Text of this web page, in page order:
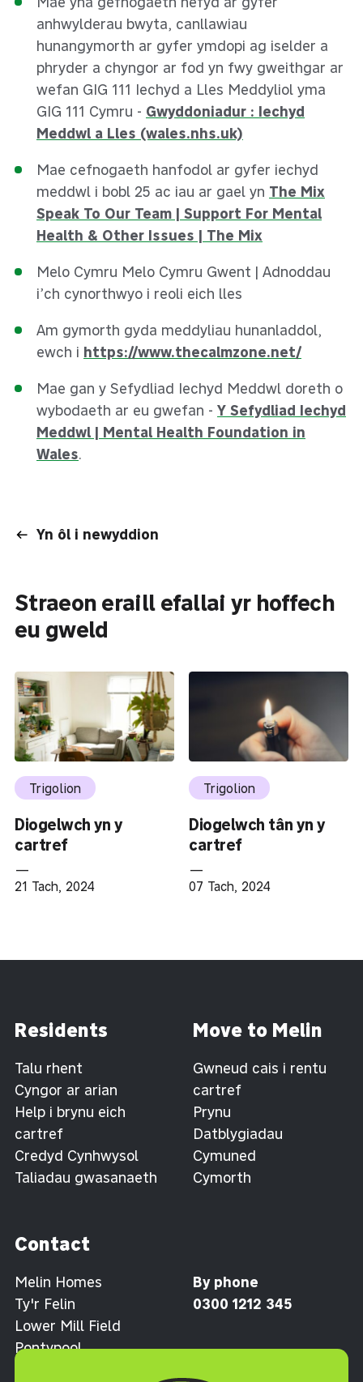
anhwylderau bwyta, canllawiau
hunangymorth ar gyfer ymdopi ag iselder a
phryder a chyngor ar fod yn fwy gweithgar ar
wefan GIG 111 Iechyd a Lles Meddyliol yma
GIG 111 Cymru - Gwyddoniadur : Iechyd
Meddwl a Lles (wales.nhs.uk)
Mae cefnogaeth hanfodol ar gyfer iechyd
meddwl i bobl 25 ac iau ar gael yn The Mix
Speak To Our Team | Support For Mental
Health & Other Issues | The Mix
Melo Cymru Melo Cymru Gwent | Adnoddau
i’ch cynorthwyo i reoli eich lles
Am gymorth gyda meddyliau hunanladdol,
ewch i https://www.thecalmzone.net/
Mae gan y Sefydliad Iechyd Meddwl doreth o
wybodaeth ar eu gwefan - Y Sefydliad Iechyd
Meddwl | Mental Health Foundation in
Wales.
Yn ôl i newyddion
Straeon eraill efallai yr hoffech
eu gweld
Trigolion
Diogelwch yn y
cartref
—
21 Tach, 2024
Trigolion
Diogelwch tân yn y
cartref
—
07 Tach, 2024
Residents
Talu rhent
Cyngor ar arian
Help i brynu eich
cartref
Credyd Cynhwysol
Taliadau gwasanaeth
Move to Melin
Gwneud cais i rentu
cartref
Prynu
Datblygiadau
Cymuned
Cymorth
Contact
Melin Homes
Ty'r Felin
Lower Mill Field
Pontypool
By phone
0300 1212 345